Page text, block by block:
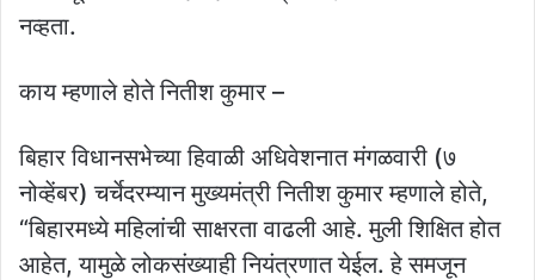
नव्हता.
काय म्हणाले होते नितीश कुमार –
बिहार विधानसभेच्या हिवाळी अधिवेशनात मंगळवारी (७
नोव्हेंबर) चर्चेदरम्यान मुख्यमंत्री नितीश कुमार म्हणाले होते,
“बिहारमध्ये महिलांची साक्षरता वाढली आहे. मुली शिक्षित होत
आहेत, यामुळे लोकसंख्याही नियंत्रणात येईल. हे समजून